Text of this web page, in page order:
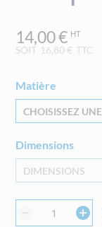
SOIT 16,80 € TTC
14,00 €
Matière
CHOISISSEZ
Dimensions
DIMENSIONS
to
the
the
gallery